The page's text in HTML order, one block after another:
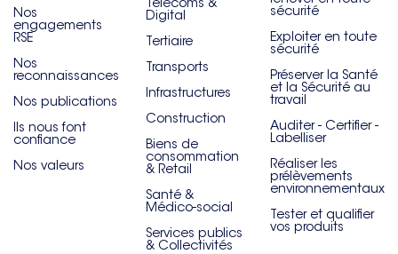
Nos
engagements
RSE
Nos
reconnaissances
Nos publications
Ils nous font
confiance
Nos valeurs
Digital
Tertiaire
Transports
Infrastructures
Construction
Biens de
consommation
& Retail
Santé &
Médico-social
Services publics
& Collectivités
sécurité
Exploiter en toute
sécurité
Préserver la Santé
et la Sécurité au
travail
Auditer - Certifier -
Labelliser
Réaliser les
prélèvements
environnementaux
Tester et qualifier
vos produits